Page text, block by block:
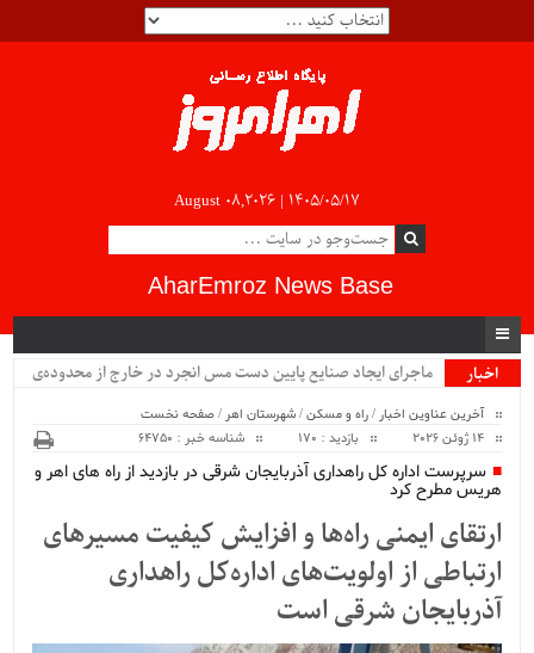
August 08,2026 | ۱۴۰۵/۰۵/۱۷
AharEmroz News Base
اخبار
ماجرای ایجاد صنایع پایین دست مس انجرد در خارج از محدوده‌ی
آخرین عناوین اخبار /راه و مسکن/شهرستان اهر /صفحه نخست
14 ژوئن 2026
بازدید : 170 شناسه خبر : 64750
سرپرست اداره کل راهداری آذربایجان شرقی در بازدید از راه های اهر و
هریس مطرح کرد
ارتقای ایمنی راه‌ها و افزایش کیفیت مسیرهای
ارتباطی از اولویت‌های اداره‌کل راهداری
آذربایجان شرقی است